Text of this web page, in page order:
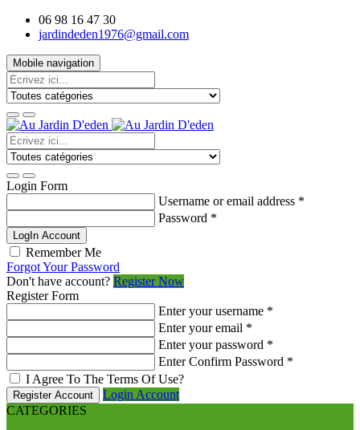
06 98 16 47 30
jardindeden1976@gmail.com
Mobile navigation
Login Form
Username or email address *
Password *
LogIn Account
Remember Me
Forgot Your Password
Don't have account? Register Now
Register Form
Enter your username *
Enter your email *
Enter your password *
Enter Confirm Password *
I Agree To The Terms Of Use?
Register Account
Login Account
CATEGORIES